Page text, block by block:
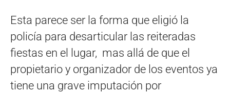
Esta parece ser la forma que eligió la
policía para desarticular las reiteradas
fiestas en el lugar, mas allá de que el
propietario y organizador de los eventos ya
tiene una grave imputación por